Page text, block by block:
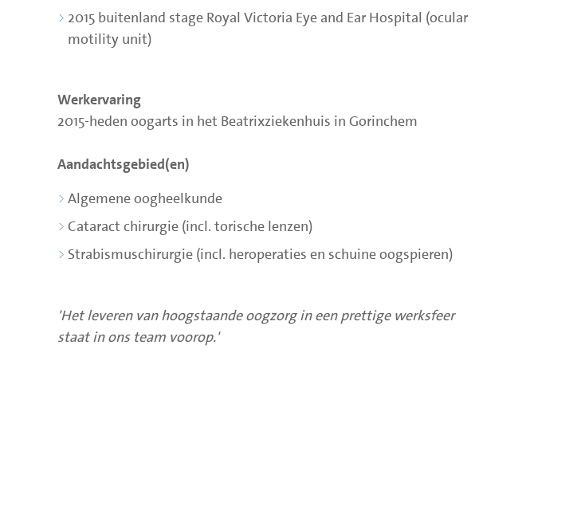
2015 buitenland stage Royal Victoria Eye and Ear Hospital (ocular
motility unit)
Werkervaring
2015-heden oogarts in het Beatrixziekenhuis in Gorinchem
Aandachtsgebied(en)
Algemene oogheelkunde
Cataract chirurgie (incl. torische lenzen)
Strabismuschirurgie (incl. heroperaties en schuine oogspieren)
'Het leveren van hoogstaande oogzorg in een prettige werksfeer
staat in ons team voorop.'